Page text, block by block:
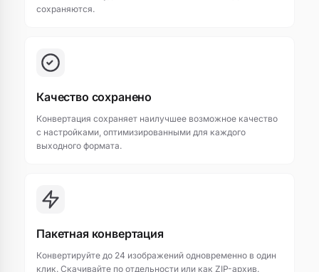
сохраняются.
Качество сохранено
Конвертация сохраняет наилучшее возможное качество
с настройками, оптимизированными для каждого
выходного формата.
Пакетная конвертация
Конвертируйте до 24 изображений одновременно в один
клик. Скачивайте по отдельности или как ZIP-архив.